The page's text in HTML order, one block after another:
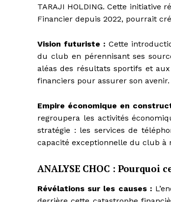
TARAJI HOLDING. Cette initiative
Financier depuis 2022, pourrait
Vision futuriste : Cette
du club en pérennisant ses
aléas des résultats sportifs et
financiers pour assurer son avenir.
Empire économique en
regroupera les activités
stratégie : les services de
capacité exceptionnelle du club
ANALYSE CHOC :
Révélations sur les causes :